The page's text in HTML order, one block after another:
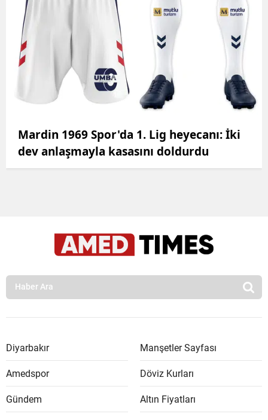
Mardin 1969 Spor'da 1. Lig heyecanı: İki
dev anlaşmayla kasasını doldurdu
Diyarbakır
Amedspor
Gündem
Manşetler Sayfası
Döviz Kurları
Altın Fiyatları